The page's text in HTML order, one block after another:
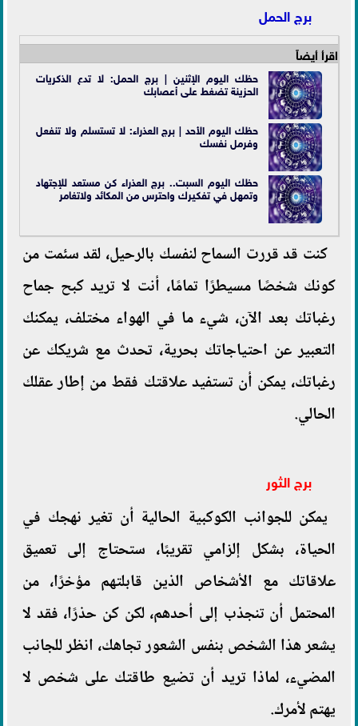
برج الحمل
اقرأ أيضاً
حظك اليوم الإثنين | برج الحمل: لا تدع الذكريات
الحزينة تضغط على أعصابك
حظك اليوم الأحد | برج العذراء: لا تستسلم ولا تنفعل
وفرمل نفسك
حظك اليوم السبت.. برج العذراء كن مستعد للإجتهاد
وتمهل في تفكيرك واحترس من المكائد ولاتغامر
كنت قد قررت السماح لنفسك بالرحيل، لقد سئمت من
كونك شخصًا مسيطرًا تمامًا، أنت لا تريد كبح جماح
رغباتك بعد الآن، شيء ما في الهواء مختلف، يمكنك
التعبير عن احتياجاتك بحرية، تحدث مع شريكك عن
رغباتك، يمكن أن تستفيد علاقتك فقط من إطار عقلك
الحالي.
برج الثور
يمكن للجوانب الكوكبية الحالية أن تغير نهجك في
الحياة، بشكل إلزامي تقريبًا، ستحتاج إلى تعميق
علاقاتك مع الأشخاص الذين قابلتهم مؤخرًا، من
المحتمل أن تنجذب إلى أحدهم، لكن كن حذرًا، فقد لا
يشعر هذا الشخص بنفس الشعور تجاهك، انظر للجانب
المضيء، لماذا تريد أن تضيع طاقتك على شخص لا
يهتم لأمرك.